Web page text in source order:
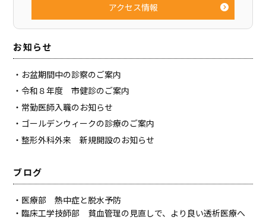
アクセス情報
お知らせ
お盆期間中の診察のご案内
令和８年度 市健診のご案内
常勤医師入職のお知らせ
ゴールデンウィークの診療のご案内
整形外科外来 新規開設のお知らせ
ブログ
医療部 熱中症と脱水予防
臨床工学技師部 貧血管理の見直しで、より良い透析医療へ